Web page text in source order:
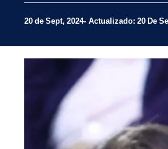
20 de Sept, 2024 Actualizado: 20 De